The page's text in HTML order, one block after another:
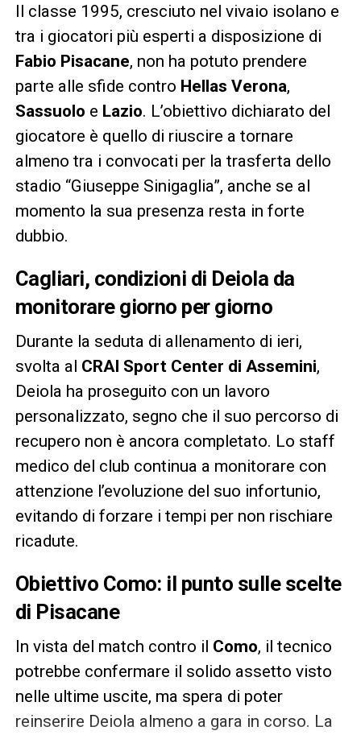
Il classe 1995, cresciuto nel vivaio isolano e
tra i giocatori più esperti a disposizione di
Fabio Pisacane, non ha potuto prendere
parte alle sfide contro Hellas Verona,
Sassuolo e Lazio. L’obiettivo dichiarato del
giocatore è quello di riuscire a tornare
almeno tra i convocati per la trasferta dello
stadio “Giuseppe Sinigaglia”, anche se al
momento la sua presenza resta in forte
dubbio.
Cagliari, condizioni di Deiola da
monitorare giorno per giorno
Durante la seduta di allenamento di ieri,
svolta al CRAI Sport Center di Assemini,
Deiola ha proseguito con un lavoro
personalizzato, segno che il suo percorso di
recupero non è ancora completato. Lo staff
medico del club continua a monitorare con
attenzione l’evoluzione del suo infortunio,
evitando di forzare i tempi per non rischiare
ricadute.
Obiettivo Como: il punto sulle scelte
di Pisacane
In vista del match contro il Como, il tecnico
potrebbe confermare il solido assetto visto
nelle ultime uscite, ma spera di poter
reinserire Deiola almeno a gara in corso. La